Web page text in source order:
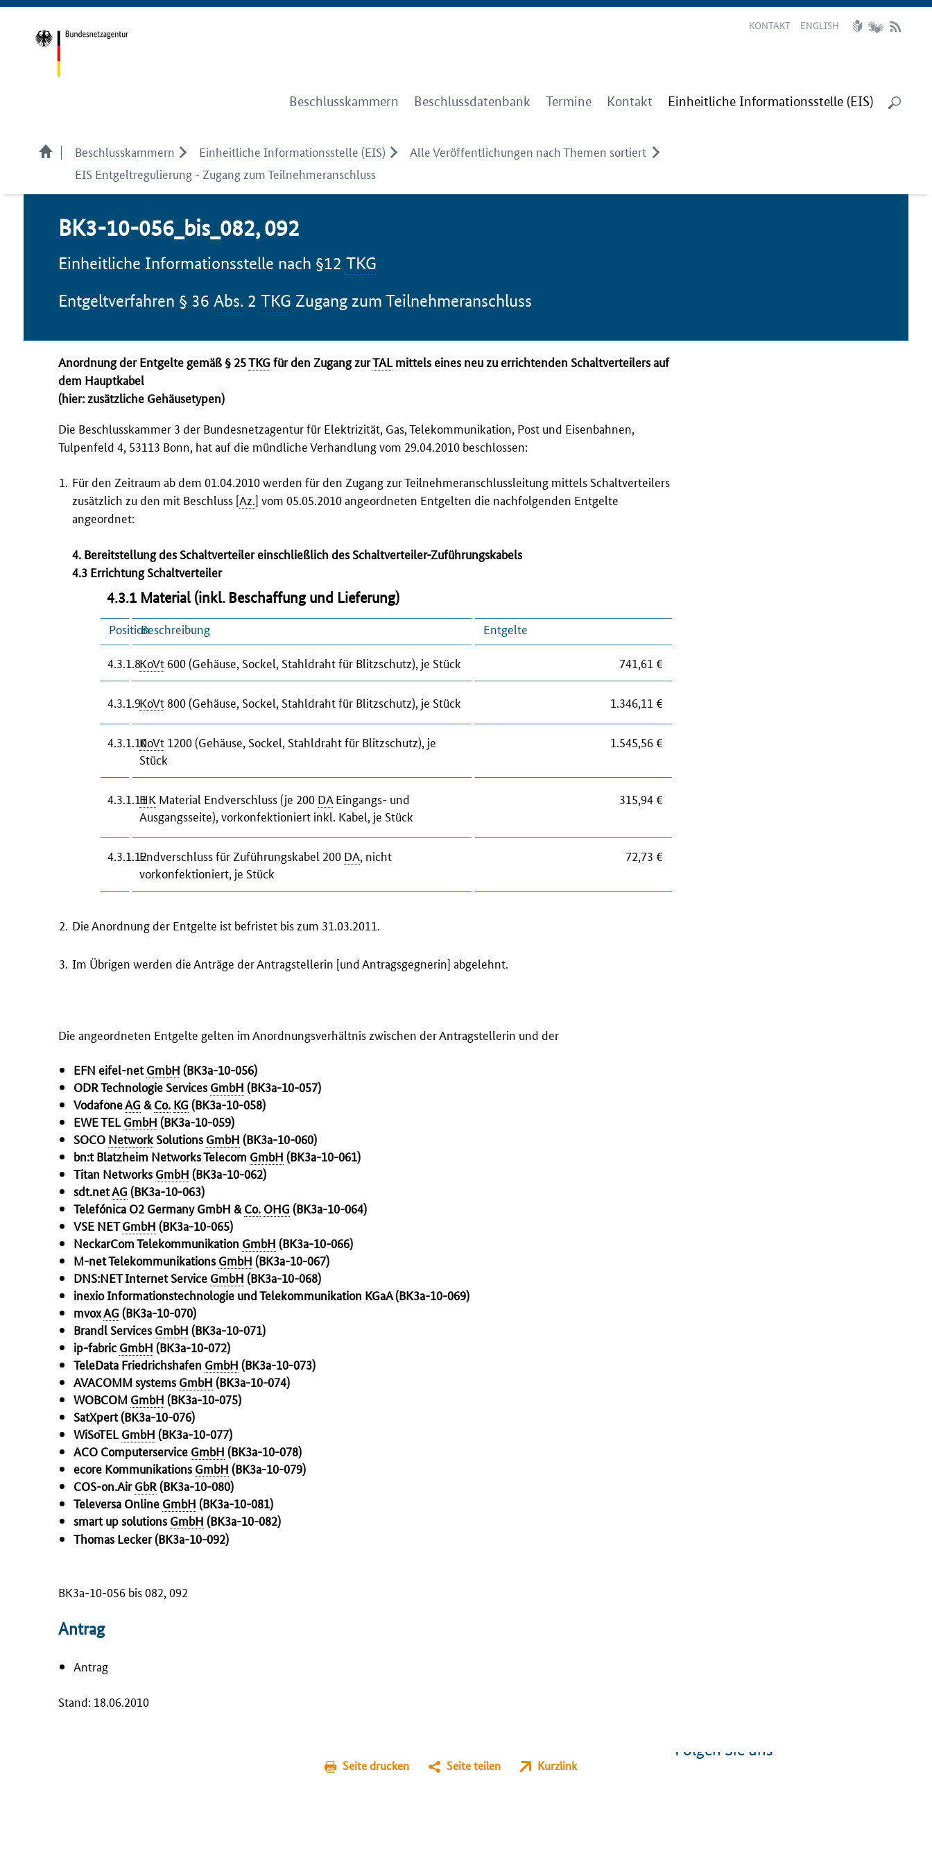
KONTAKT ENGLISH
Beschlusskammern Beschlussdatenbank Termine Kontakt Einheitliche Informationsstelle (EIS)
Beschlusskammern Einheitliche Informationsstelle (EIS)
Alle Veröffentlichungen nach Themen sortiert
EIS Entgeltregulierung - Zugang zum Teilnehmeranschluss
BK3-10-056_bis_082, 092
Einheitliche Informationsstelle nach §12 TKG
Entgeltverfahren § 36 Abs. 2 TKG Zugang zum Teilnehmeranschluss
Anordnung der Entgelte gemäß § 25TKG für den Zugang zurTAL mittels eines neu zu errichtenden Schaltverteilers auf
dem Hauptkabel
(hier: zusätzliche Gehäusetypen)
Die Beschlusskammer 3 der Bundesnetzagentur für Elektrizität, Gas, Telekommunikation, Post und Eisenbahnen,
Tulpenfeld 4, 53113 Bonn, hat auf die mündliche Verhandlung vom 29.04.2010 beschlossen:
Für den Zeitraum ab dem 01.04.2010 werden für den Zugang zur Teilnehmeranschlussleitung mittels Schaltverteilers
zusätzlich zu den mit Beschluss [Az. ] vom 05.05.2010 angeordneten Entgelten die nachfolgenden Entgelte
angeordnet:
4. Bereitstellung des Schaltverteiler einschließlich des Schaltverteiler-Zuführungskabels
4.3 Errichtung Schaltverteiler
4.3.1 Material (inkl. Beschaffung und Lieferung)
PositionBeschreibung Entgelte
4.3.1.8KoVt600 (Gehäuse, Sockel, Stahldraht für Blitzschutz), je Stück 741,61 €
4.3.1.9KoVt 800 (Gehäuse, Sockel, Stahldraht für Blitzschutz), je Stück 1.346,11 €
4.3.1.10KoVt 1200 (Gehäuse, Sockel, Stahldraht für Blitzschutz), je
Stück
1.545,56 €
4.3.1.11HK Material Endverschluss (je 200 DA Eingangs- und
Ausgangsseite), vorkonfektioniert inkl. Kabel, je Stück
315,94 €
4.3.1.12Endverschluss für Zuführungskabel 200 DA , nicht
vorkonfektioniert, je Stück
72,73 €
Die Anordnung der Entgelte ist befristet bis zum 31.03.2011.
Im Übrigen werden die Anträge der Antragstellerin [und Antragsgegnerin] abgelehnt.
Die angeordneten Entgelte gelten im Anordnungsverhältnis zwischen der Antragstellerin und der
EFN eifel-netGmbH (BK3a-10-056)
ODR Technologie Services GmbH (BK3a-10-057)
VodafoneAG & Co. KG (BK3a-10-058)
EWE TEL GmbH (BK3a-10-059)
SOCO Network Solutions GmbH (BK3a-10-060)
bn:t Blatzheim Networks Telecom GmbH (BK3a-10-061)
Titan Networks GmbH (BK3a-10-062)
sdt.netAG (BK3a-10-063)
Telefónica O2 Germany GmbH & Co. OHG (BK3a-10-064)
VSE NETGmbH (BK3a-10-065)
NeckarCom Telekommunikation GmbH (BK3a-10-066)
M-net Telekommunikations GmbH (BK3a-10-067)
DNS:NET Internet Service GmbH (BK3a-10-068)
inexio Informationstechnologie und Telekommunikation KGaA (BK3a-10-069)
mvoxAG (BK3a-10-070)
Brandl Services GmbH (BK3a-10-071)
ip-fabric GmbH (BK3a-10-072)
TeleData Friedrichshafen GmbH (BK3a-10-073)
AVACOMM systems GmbH (BK3a-10-074)
WOBCOM GmbH (BK3a-10-075)
SatXpert (BK3a-10-076)
WiSoTEL GmbH (BK3a-10-077)
ACO Computerservice GmbH (BK3a-10-078)
ecore Kommunikations GmbH (BK3a-10-079)
COS-on.Air GbR (BK3a-10-080)
Televersa Online GmbH (BK3a-10-081)
smart up solutions GmbH (BK3a-10-082)
Thomas Lecker (BK3a-10-092)
BK3a-10-056 bis 082, 092
Antrag
Antrag
Stand: 18.06.2010
Seite drucken Seite teilen Kurzlink
Folgen Sie uns